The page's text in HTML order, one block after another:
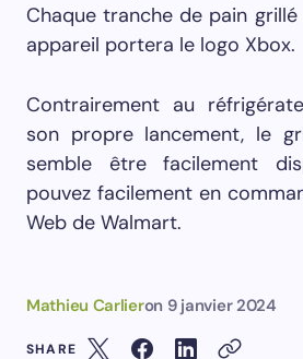
Chaque tranche de pain
appareil portera le logo Xbox.
Contrairement au
son propre lancement, le
semble être facilement
pouvez facilement en
Web de Walmart.
Mathieu Carlieron 9 janvier 2024
SHARE